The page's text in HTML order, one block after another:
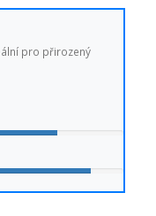
pro přirozený